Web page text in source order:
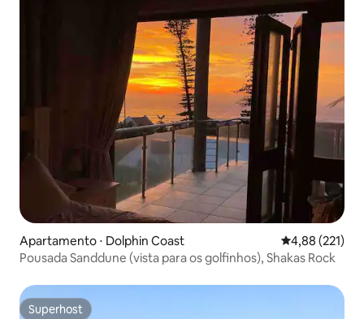
Apartamento ⋅ Dolphin Coast 4,88 de uma
4,88 (221)
Pousada Sanddune (vista para os golfinhos), Shakas Rock
Superhost
Superhost